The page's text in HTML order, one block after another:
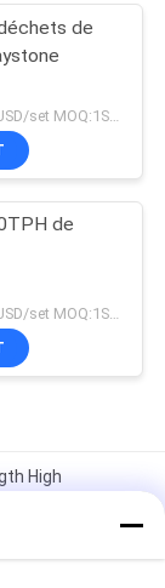
de
9500-362500USD/set MOQ:1SET
de
High
0.35mm de